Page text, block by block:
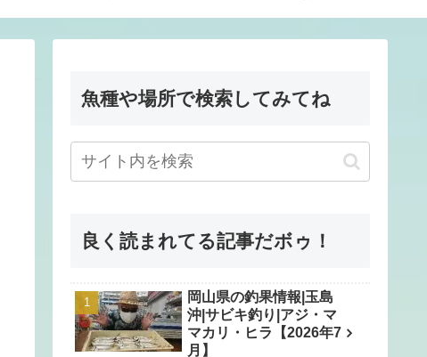
魚種や場所で検索してみてね
良く読まれてる記事だボゥ！
岡山県の釣果情報|玉島
沖|サビキ釣り|アジ・マ
マカリ・ヒラ【2026年7
月】